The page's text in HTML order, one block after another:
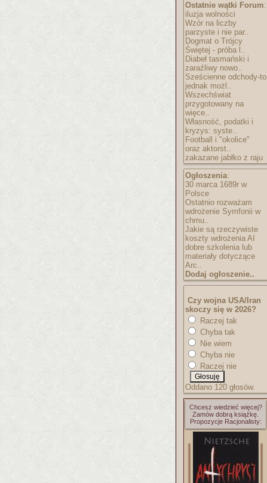
Ostatnie wątki Forum:
iluzja wolności
Wzór na liczby
parzyste i nie par..
Dogmat o Trójcy
Świętej - próba l..
Diabeł tasmański i
zaraźliwy nowo..
Sześcienne odchody-to
jednak możl..
Wszechświat
przygotowany na
więce..
Własność, podatki i
kryzys: syste..
Football i "okolice"
oraz aktorst..
zakazane jabłko z raju
Ogłoszenia:
30 marca 1689r w
Polsce
Ostatnio rozważam
wdrożenie Symfonii w
chmu..
Jakie są rzeczywiste
koszty wdrożenia AI
dobre szkolenia lub
materiały dotyczące
Arc..
Dodaj ogłoszenie..
Czy wojna USA/Iran
skoczy się w 2026?
Raczej tak
Chyba tak
Nie wiem
Chyba nie
Raczej nie
Oddano 120 głosów.
Chcesz wiedzieć więcej?
Zamów dobrą książkę.
Propozycje Racjonalisty: